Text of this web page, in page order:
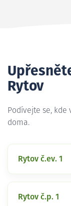
Rytov
Podívejte se, kde
doma.
Rytov č.ev. 1
Rytov č.p. 1